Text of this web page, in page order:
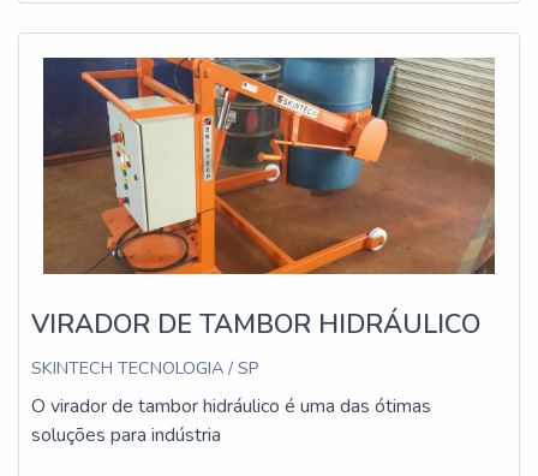
VIRADOR DE TAMBOR HIDRÁULICO
SKINTECH TECNOLOGIA / SP
O virador de tambor hidráulico é uma das ótimas
soluções para indústria